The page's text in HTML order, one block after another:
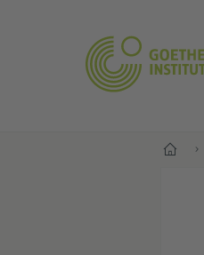
Start